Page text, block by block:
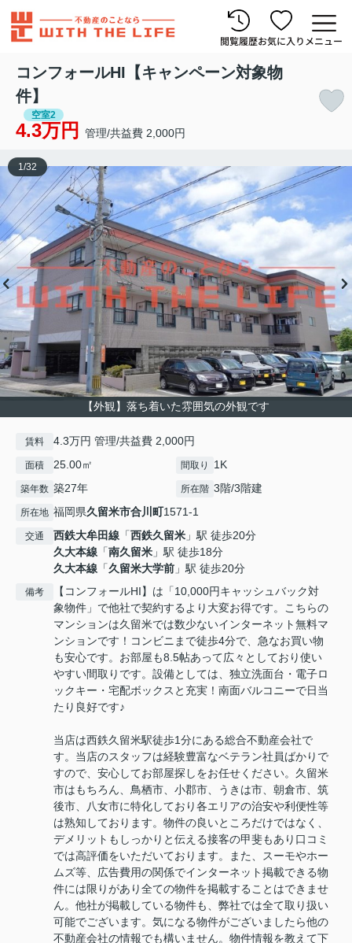
閲覧履歴お気に入り メニュー
コンフォールHI【キャンペーン対象物
件】
空室2
4.3万円 管理/共益費 2,000円
【外観】落ち着いた雰囲気の外観です
1/32
賃料 4.3万円 管理/共益費 2,000円
面積 25.00㎡ 間取り 1K
築年数 築27年 所在階 3階/3階建
所在地 福岡県久留米市合川町1571-1
交通 西鉄大牟田線 「西鉄久留米 」駅 徒歩20分
久大本線 「南久留米 」駅 徒歩18分
久大本線 「久留米大学前 」駅 徒歩20分
備考
【コンフォールHI】は「10,000円キャッシュバック対
象物件」で他社で契約するより大変お得です。こちらの
マンションは久留米では数少ないインターネット無料マ
ンションです！コンビニまで徒歩4分で、急なお買い物
も安心です。お部屋も8.5帖あって広々としており使い
やすい間取りです。設備としては、独立洗面台・電子ロ
ックキー・宅配ボックスと充実！南面バルコニーで日当
たり良好です♪
当店は西鉄久留米駅徒歩1分にある総合不動産会社で
す。当店のスタッフは経験豊富なベテラン社員ばかりで
すので、安心してお部屋探しをお任せください。久留米
市はもちろん、鳥栖市、小郡市、うきは市、朝倉市、筑
後市、八女市に特化しており各エリアの治安や利便性等
は熟知しております。物件の良いところだけではなく、
デメリットもしっかりと伝える接客の甲斐もあり口コミ
では高評価をいただいております。また、スーモやホー
ムズ等、広告費用の関係でインターネット掲載できる物
件には限りがあり全ての物件を掲載することはできませ
ん。他社が掲載している物件も、弊社では全て取り扱い
可能でございます。気になる物件がございましたら他の
不動産会社の情報でも構いません。物件情報を教えて下